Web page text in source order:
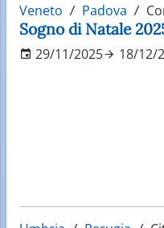
Veneto Padova
Sogno di Natale
29/11/2025 18/12/